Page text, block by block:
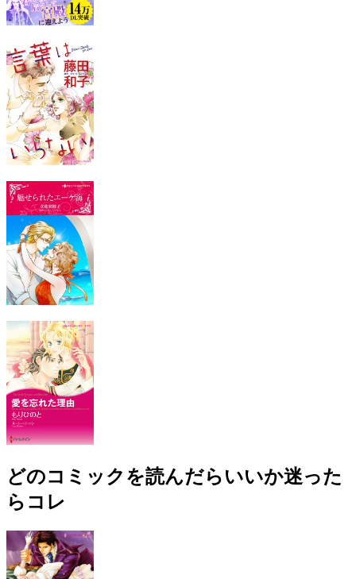
どのコミックを読んだらいいか迷った
らコレ